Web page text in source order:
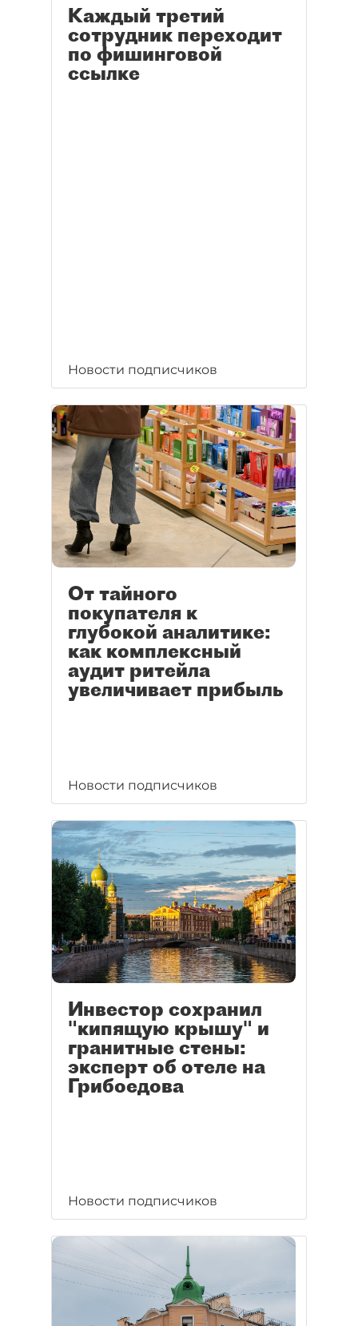
Каждый третий
сотрудник переходит
по фишинговой
ссылке
Новости подписчиков
От тайного
покупателя к
глубокой аналитике:
как комплексный
аудит ритейла
увеличивает прибыль
Новости подписчиков
Инвестор сохранил
"кипящую крышу" и
гранитные стены:
эксперт об отеле на
Грибоедова
Новости подписчиков